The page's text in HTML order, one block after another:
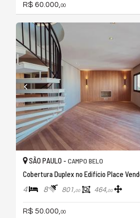
R$ 60.000,00
SÃO PAULO - CAMPO BELO
Cobertura Duplex no Edifício Place
4 8 801,00 464,00
R$ 50.000, 00